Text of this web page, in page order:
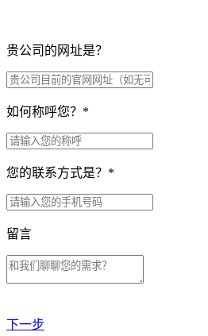
贵公司的网址是？
如何称呼您？ *
您的联系方式是？ *
留言
下一步